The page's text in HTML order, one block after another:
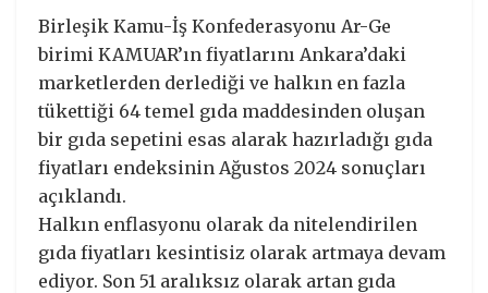
Birleşik Kamu-İş Konfederasyonu Ar-Ge
birimi KAMUAR’ın fiyatlarını Ankara’daki
marketlerden derlediği ve halkın en fazla
tükettiği 64 temel gıda maddesinden oluşan
bir gıda sepetini esas alarak hazırladığı gıda
fiyatları endeksinin Ağustos 2024 sonuçları
açıklandı.
Halkın enflasyonu olarak da nitelendirilen
gıda fiyatları kesintisiz olarak artmaya devam
ediyor. Son 51 aralıksız olarak artan gıda